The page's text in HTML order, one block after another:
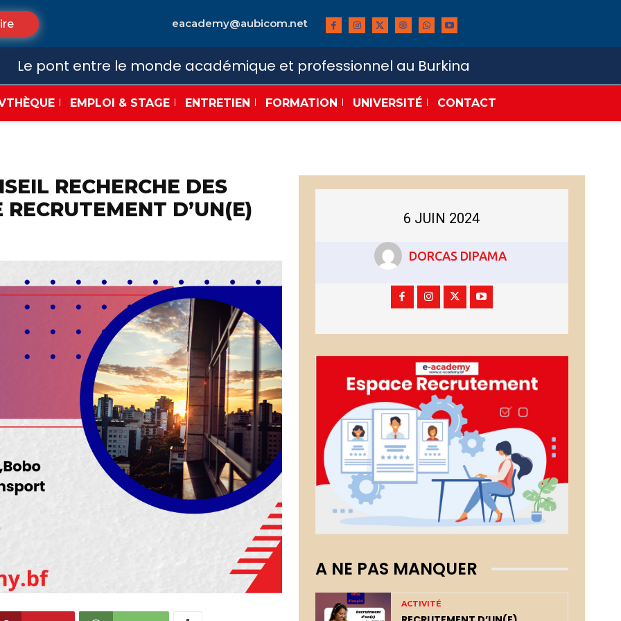
eacademy@aubicom.net
Le pont entre le monde académique et professionnel au Burkina
EMPLOI & STAGE ENTRETIEN FORMATION UNIVERSITÉ CONTACT
RECHERCHE DES
D’UN(E)
6 JUIN 2024
DORCAS DIPAMA
A NE PAS MANQUER
ACTIVITÉ